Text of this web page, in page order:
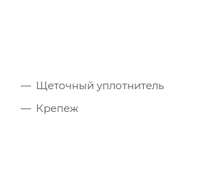
Щеточный уплотнитель
Крепеж